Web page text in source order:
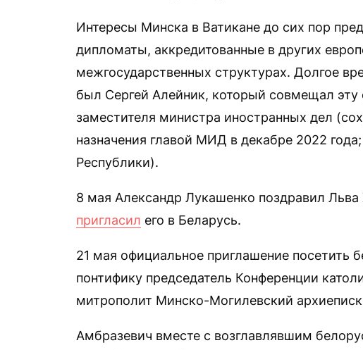
Интересы Минска в Ватикане до сих пор
дипломаты, аккредитованные в других
межгосударственных структурах. Долгое
был Сергей Алейник, который совмещал
заместителя министра иностранных дел
назначения главой МИД в декабре 2022
Республики).
8 мая Александр Лукашенко поздравил
пригласил его в Беларусь.
21 мая официальное приглашение посетить
понтифику председатель Конференции
митрополит Минско-Могилевский
Амбразевич вместе с возглавлявшим